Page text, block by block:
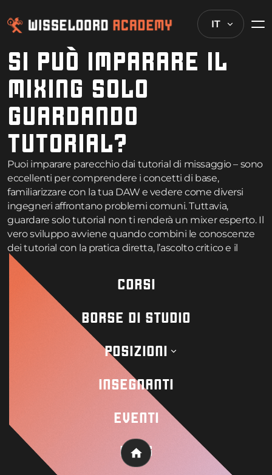
CORSI
BORSE DI STUDIO
POSIZIONI
INSEGNANTI
EVENTI
BLOG
Home
IT
SI PUÒ IMPARARE IL
MIXING SOLO
GUARDANDO
TUTORIAL?
Puoi imparare parecchio dai tutorial di missaggio – sono
eccellenti per comprendere i concetti di base,
familiarizzare con la tua DAW e vedere come diversi
ingegneri affrontano problemi comuni. Tuttavia,
guardare solo tutorial non ti renderà un mixer esperto. Il
vero sviluppo avviene quando combini le conoscenze
dei tutorial con la pratica diretta, l’ascolto critico e il
feedback sul tuo lavoro. I mixer professionali trascorrono
tipicamente anni a sviluppare le proprie competenze
attraverso una combinazione di formazione, mentoring
e lavoro su centinaia di progetti diversi.
Cosa puoi
effettivamente
imparare dai tutorial
di missaggio?
I tutorial di missaggio eccellono nell’insegnare concetti
fondamentali come le basi dell’EQ, la teoria della